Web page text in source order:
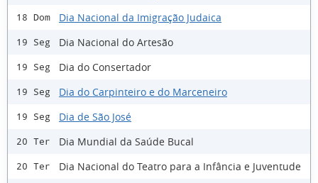
18 Dom Dia Nacional da Imigração Judaica
19 Seg Dia Nacional do Artesão
19 Seg Dia do Consertador
19 Seg Dia do Carpinteiro e do Marceneiro
19 Seg Dia de São José
20 Ter Dia Mundial da Saúde Bucal
20 Ter Dia Nacional do Teatro para a Infância e Juventude